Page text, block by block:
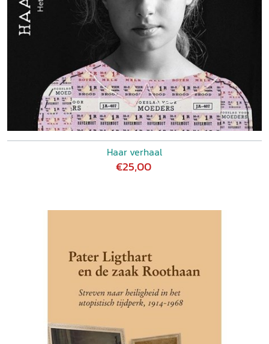
Haar verhaal
€25,00